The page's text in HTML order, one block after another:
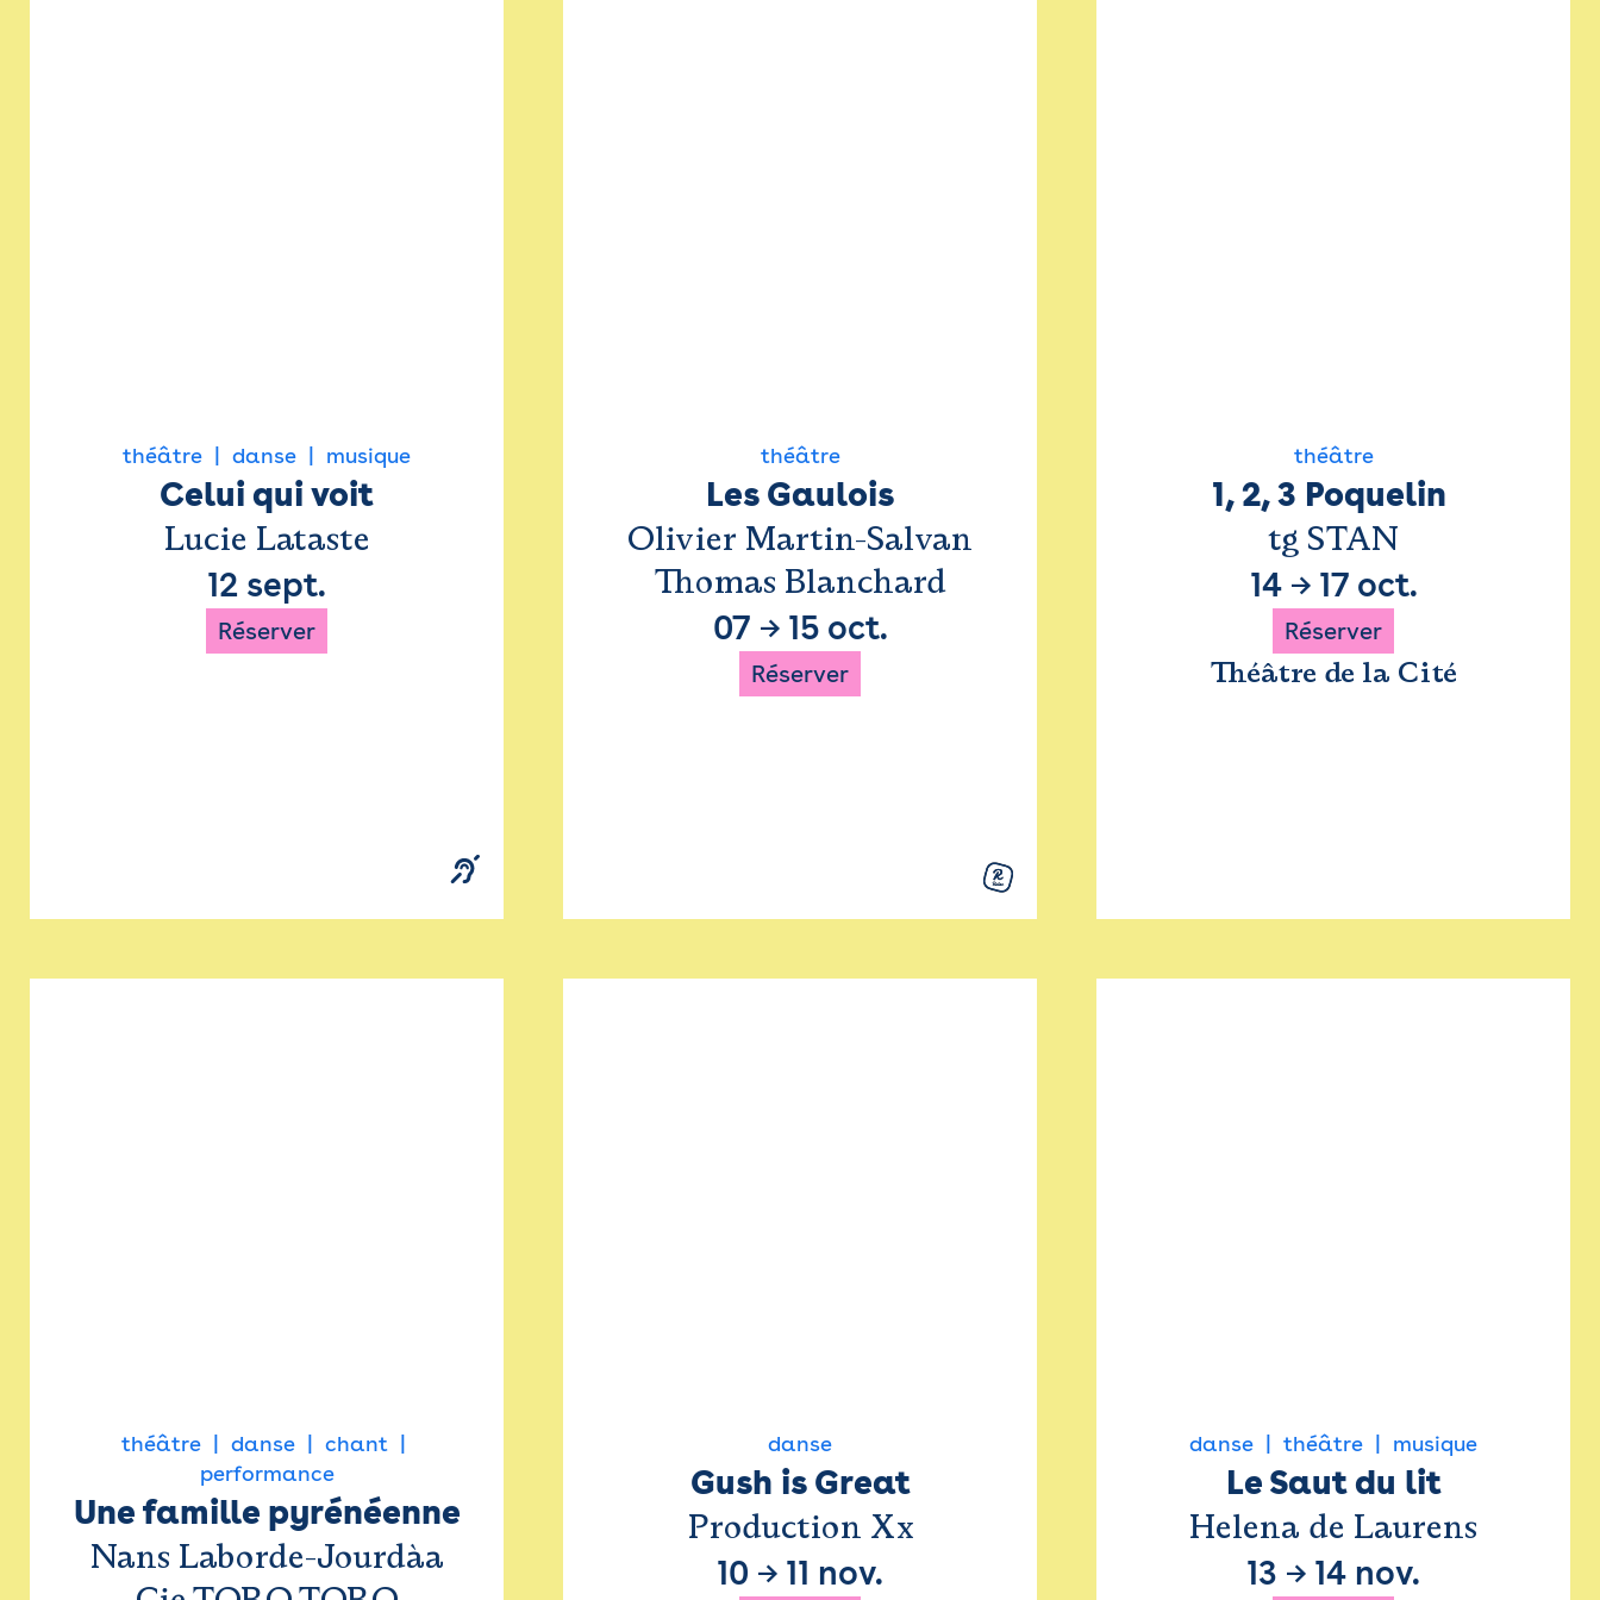
théâtre danse musique
Celui qui voit
Lucie Lataste
12 sept.
Réserver
théâtre
Les Gaulois
Olivier Martin-Salvan
Thomas Blanchard
07 → 15 oct.
Réserver
théâtre
1, 2, 3 Poquelin
tg STAN
14→ 17 oct.
Réserver
Théâtre de la Cité
théâtre danse
chant
performance
Une famille pyrénéenne
Nans Laborde-Jourdàa
danse
Gush is Great
Production Xx
10 → 11 nov.
danse théâtre musique
Le Saut du lit
Helena de Laurens
13 → 14 nov.